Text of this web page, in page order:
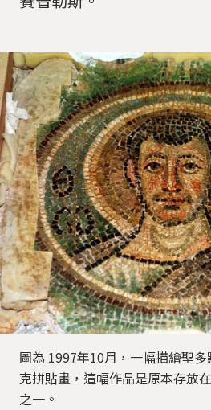
圖為 1997年10月，一幅描繪聖
克拼貼畫，這幅作品是原本存放
之一。